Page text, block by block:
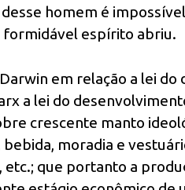
homem é
formidável espírito abriu.
em relação a lei
a lei do
crescente manto
bebida, moradia e
etc.; que portanto a